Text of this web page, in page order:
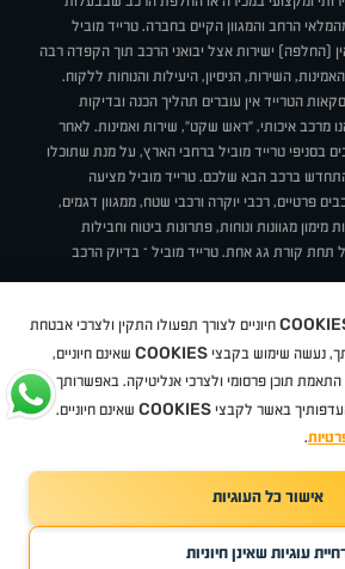
הרחב והמגוון הקיים בחברה. טרייד מוביל
(החלפה) ישירות אצל יבואני הרכב תוך הקפדה רבה
השירות, הניסיון, היעילות והנוחות ללקוח.
הטרייד אין עוברים תהליך הכנה ובדיקות
מרכב איכותי, "ראש שקט", שירות ואמינות. לאחר
בסניפי טרייד מוביל ברחבי הארץ, על מנת שתוכלו
ברכב הבא שלכם. טרייד מוביל מציעה
פרטיים, רכבי יוקרה ורכבי שטח, ממגוון דגמים,
מימון מגוונות ונוחות, פתרונות ביטוח וחבילות
תחת קורת גג אחת. טרייד מוביל – בדיוק הרכב
מגזין טרייד מובילאיך זה עובד? דרושים
העדפות עוגיות
בי ווי דיצ'רי טסלהניסאןטויוטהדאצ'יהפולקסווגןטסלהג'יפ
רנושברולט
TradeMobile instagram
TradeMobile youtube
TradeMobile facebook
שמורות טרייד מוביל2026
חיוניים לצורך תפעולו התקין ולצרכי אבטחת
נעשה שימוש בקבצי COOKIES שאינם חיוניים,
התאמת תוכן פרסומי ולצרכי אנליטיקה. באפשרותך
באשר לקבצי COOKIES שאינם חיוניים.
.
אישור כל העוגיות
עוגיות שאינן חיוניות